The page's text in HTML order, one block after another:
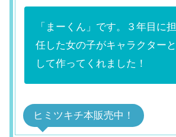
「まーくん」です。３年目に担
任した女の子がキャラクターと
して作ってくれました！
ヒミツキチ本販売中！